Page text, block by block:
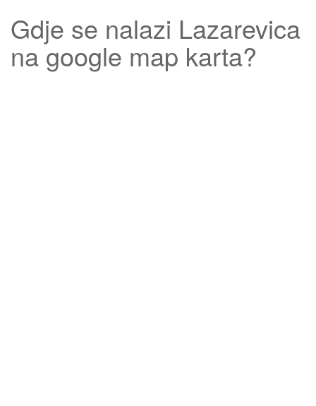
Gdje se nalazi Lazarevica
na google map karta?